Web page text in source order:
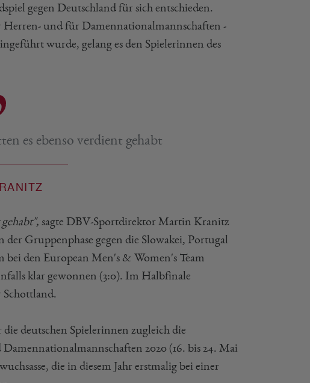
gegen Deutschland für sich entschieden.
Herren- und für Damennationalmannschaften -
wurde, gelang es den Spielerinnen des
es ebenso verdient gehabt
sagte DBV-Sportdirektor Martin Kranitz
Gruppenphase gegen die Slowakei, Portugal
bei den European Men's & Women's Team
klar gewonnen (3:0). Im Halbfinale
Schottland.
deutschen Spielerinnen zugleich die
2020 (16. bis 24. Mai
die in diesem Jahr erstmalig bei einer